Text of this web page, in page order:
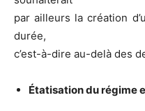
par ailleurs la création
durée,
c’est-à-dire au-delà des
Étatisation du régime